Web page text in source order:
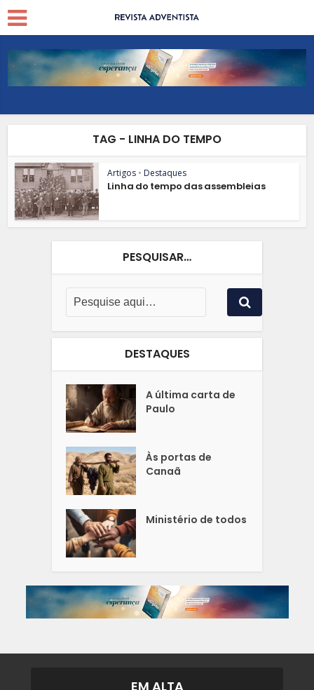
TAG - LINHA DO TEMPO
Artigos • Destaques
Linha do tempo das assembleias
PESQUISAR…
DESTAQUES
A última carta de
Paulo
Às portas de
Canaã
Ministério de todos
EM ALTA